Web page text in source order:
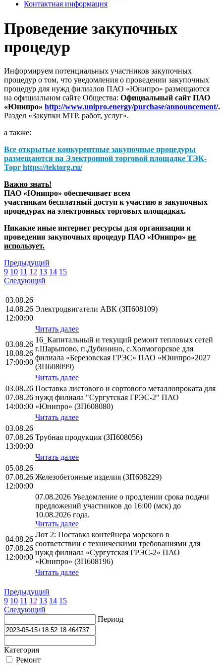
Контактная информация
Проведение закупочных
процедур
Информируем потенциальных участников закупочных
процедур о том, что уведомления о проведении закупочных
процедур для нужд филиалов ПАО «Юнипро» размещаются
на официальном сайте Общества: Официальный сайт ПАО
«Юнипро» http://www.unipro.energy/purchase/announcement/.
Раздел «Закупки МТР, работ, услуг».
а также:
Все открытые конкурентные закупочные процедуры
размещаются на Электронной торговой площадке ТЭК-
Торг https://tektorg.ru/
Важно знать!
ПАО «Юнипро» обеспечивает всем
участникам бесплатный доступ к участию в закупочных
процедурах на электронных торговых площадках.
Никакие иные интернет ресурсы для организации и
проведения закупочных процедур ПАО «Юнипро» не
использует.
Предыдущий
9 10 11 12 13 14 15
Следующий
03.08.26
14.08.26
12:00:00
Электродвигатели АВК (ЗП608109)
Читать далее
03.08.26
18.08.26
17:00:00
16_Капитальный и текущий ремонт тепловых сетей
г.Шарыпово, п.Дубинино, с.Холмогорское для
филиала «Березовская ГРЭС» ПАО «Юнипро»2027
(ЗП608099)
Читать далее
03.08.26
07.08.26
14:00:00
Поставка листового и сортового металлопроката для
нужд филиала "Сургутская ГРЭС-2" ПАО
«Юнипро» (ЗП608080)
Читать далее
03.08.26
07.08.26
13:00:00
Трубная продукция (ЗП608056)
Читать далее
05.08.26
07.08.26
12:00:00
Железобетонные изделия (ЗП608229)
07.08.2026 Уведомление о продлении срока подачи
предложений участников до 16:00 (мск) до
10.08.2026 года.
Читать далее
04.08.26
07.08.26
12:00:00
Лот 2: Поставка контейнера морского в
соответствии с техническими требованиями для
нужд филиала «Сургутская ГРЭС-2» ПАО
«Юнипро» (ЗП608196)
Читать далее
Предыдущий
9 10 11 12 13 14 15
Следующий
Период
Категория
Ремонт